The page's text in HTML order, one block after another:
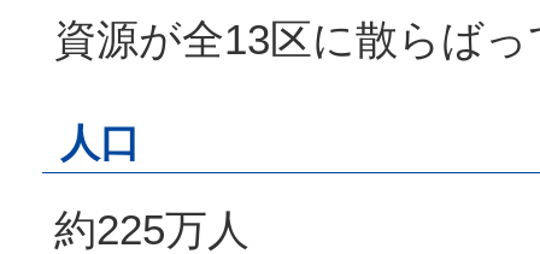
資源が全13区に散らば
人口
約225万人